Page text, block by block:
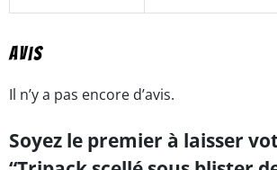
Avis
Il n’y a pas encore d’avis.
Soyez le premier à laisser